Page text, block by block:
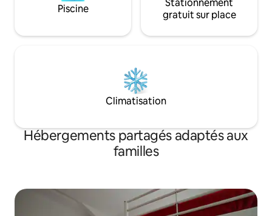
Piscine
Stationnement
gratuit sur place
Climatisation
Hébergements partagés adaptés aux
familles